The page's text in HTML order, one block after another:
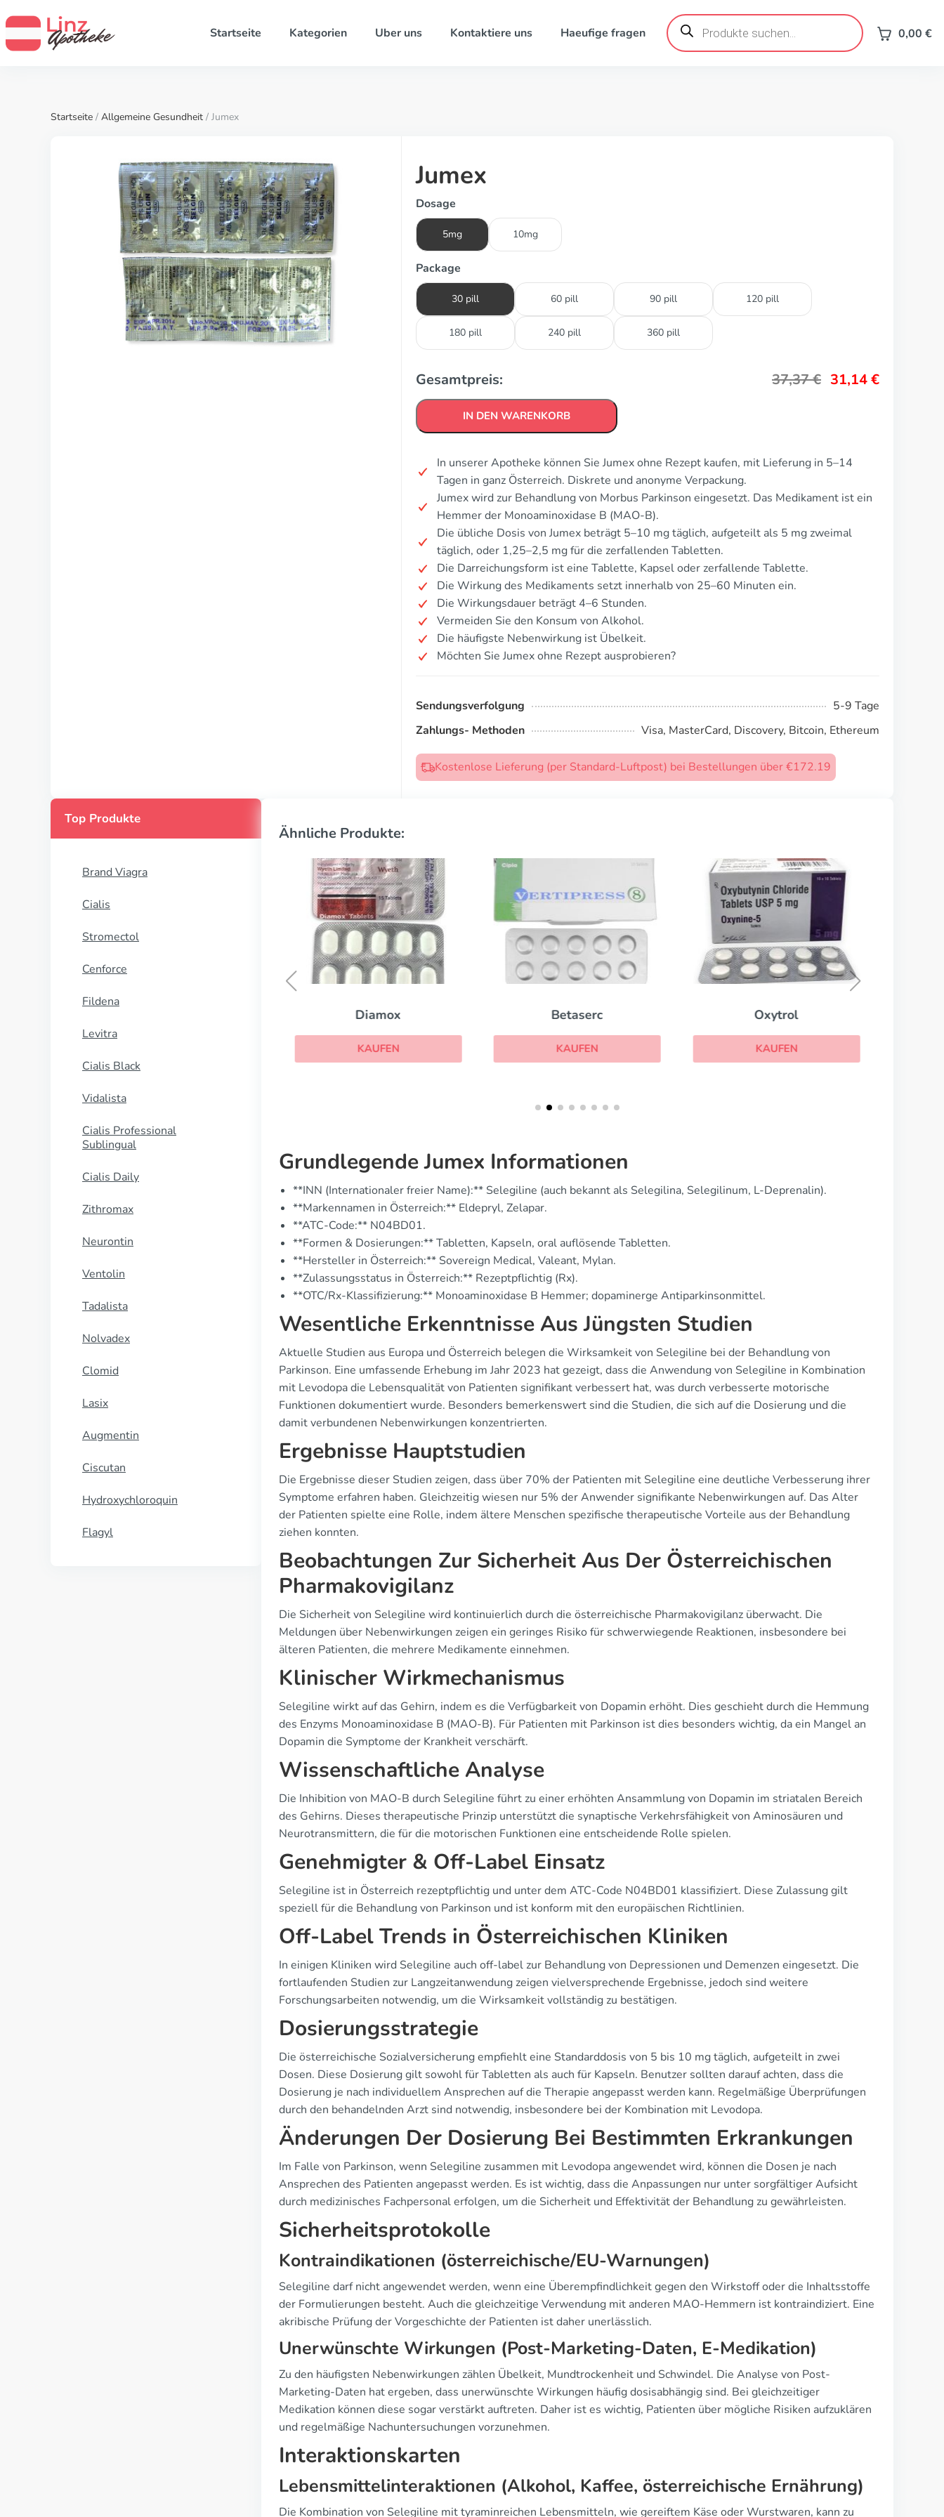
Startseite Kategorien Uber uns Kontaktiere uns Haeufige fragen
Products
search 0,00 €
Startseite / Allgemeine Gesundheit / Jumex
Jumex
Dosage
5mg 10mg
Package
30 pill 60 pill 90 pill 120 pill
180 pill 240 pill 360 pill
Gesamtpreis: 37,37€ 31,14€
IN DEN WARENKORB
In unserer Apotheke können Sie Jumex ohne Rezept kaufen, mit Lieferung in 5–14
Tagen in ganz Österreich. Diskrete und anonyme Verpackung.
Jumex wird zur Behandlung von Morbus Parkinson eingesetzt. Das Medikament ist ein
Hemmer der Monoaminoxidase B (MAO-B).
Die übliche Dosis von Jumex beträgt 5–10 mg täglich, aufgeteilt als 5 mg zweimal
täglich, oder 1,25–2,5 mg für die zerfallenden Tabletten.
Die Darreichungsform ist eine Tablette, Kapsel oder zerfallende Tablette.
Die Wirkung des Medikaments setzt innerhalb von 25–60 Minuten ein.
Die Wirkungsdauer beträgt 4–6 Stunden.
Vermeiden Sie den Konsum von Alkohol.
Die häufigste Nebenwirkung ist Übelkeit.
Möchten Sie Jumex ohne Rezept ausprobieren?
Sendungsverfolgung
5-9 Tage
Zahlungs- Methoden
Visa, MasterCard, Discovery, Bitcoin, Ethereum
Kostenlose Lieferung (per Standard-Luftpost) bei Bestellungen über €172.19
Top Produkte
Brand Viagra
Cialis
Stromectol
Cenforce
Fildena
Levitra
Cialis Black
Vidalista
Cialis Professional
Sublingual
Cialis Daily
Zithromax
Neurontin
Ventolin
Tadalista
Nolvadex
Clomid
Lasix
Augmentin
Ciscutan
Hydroxychloroquin
Flagyl
Ähnliche Produkte:
Diamox
KAUFEN
Betaserc
KAUFEN
Oxytrol
KAUFEN
Grundlegende Jumex Informationen
**INN (Internationaler freier Name):** Selegiline (auch bekannt als Selegilina, Selegilinum, L-Deprenalin).
**Markennamen in Österreich:** Eldepryl, Zelapar.
**ATC-Code:** N04BD01.
**Formen & Dosierungen:** Tabletten, Kapseln, oral auflösende Tabletten.
**Hersteller in Österreich:** Sovereign Medical, Valeant, Mylan.
**Zulassungsstatus in Österreich:** Rezeptpflichtig (Rx).
**OTC/Rx-Klassifizierung:** Monoaminoxidase B Hemmer; dopaminerge Antiparkinsonmittel.
Wesentliche Erkenntnisse Aus Jüngsten Studien
Aktuelle Studien aus Europa und Österreich belegen die Wirksamkeit von Selegiline bei der Behandlung von
Parkinson. Eine umfassende Erhebung im Jahr 2023 hat gezeigt, dass die Anwendung von Selegiline in Kombination
mit Levodopa die Lebensqualität von Patienten signifikant verbessert hat, was durch verbesserte motorische
Funktionen dokumentiert wurde. Besonders bemerkenswert sind die Studien, die sich auf die Dosierung und die
damit verbundenen Nebenwirkungen konzentrierten.
Ergebnisse Hauptstudien
Die Ergebnisse dieser Studien zeigen, dass über 70% der Patienten mit Selegiline eine deutliche Verbesserung ihrer
Symptome erfahren haben. Gleichzeitig wiesen nur 5% der Anwender signifikante Nebenwirkungen auf. Das Alter
der Patienten spielte eine Rolle, indem ältere Menschen spezifische therapeutische Vorteile aus der Behandlung
ziehen konnten.
Beobachtungen Zur Sicherheit Aus Der Österreichischen
Pharmakovigilanz
Die Sicherheit von Selegiline wird kontinuierlich durch die österreichische Pharmakovigilanz überwacht. Die
Meldungen über Nebenwirkungen zeigen ein geringes Risiko für schwerwiegende Reaktionen, insbesondere bei
älteren Patienten, die mehrere Medikamente einnehmen.
Klinischer Wirkmechanismus
Selegiline wirkt auf das Gehirn, indem es die Verfügbarkeit von Dopamin erhöht. Dies geschieht durch die Hemmung
des Enzyms Monoaminoxidase B (MAO-B). Für Patienten mit Parkinson ist dies besonders wichtig, da ein Mangel an
Dopamin die Symptome der Krankheit verschärft.
Wissenschaftliche Analyse
Die Inhibition von MAO-B durch Selegiline führt zu einer erhöhten Ansammlung von Dopamin im striatalen Bereich
des Gehirns. Dieses therapeutische Prinzip unterstützt die synaptische Verkehrsfähigkeit von Aminosäuren und
Neurotransmittern, die für die motorischen Funktionen eine entscheidende Rolle spielen.
Genehmigter & Off-Label Einsatz
Selegiline ist in Österreich rezeptpflichtig und unter dem ATC-Code N04BD01 klassifiziert. Diese Zulassung gilt
speziell für die Behandlung von Parkinson und ist konform mit den europäischen Richtlinien.
Off-Label Trends in Österreichischen Kliniken
In einigen Kliniken wird Selegiline auch off-label zur Behandlung von Depressionen und Demenzen eingesetzt. Die
fortlaufenden Studien zur Langzeitanwendung zeigen vielversprechende Ergebnisse, jedoch sind weitere
Forschungsarbeiten notwendig, um die Wirksamkeit vollständig zu bestätigen.
Dosierungsstrategie
Die österreichische Sozialversicherung empfiehlt eine Standarddosis von 5 bis 10 mg täglich, aufgeteilt in zwei
Dosen. Diese Dosierung gilt sowohl für Tabletten als auch für Kapseln. Benutzer sollten darauf achten, dass die
Dosierung je nach individuellem Ansprechen auf die Therapie angepasst werden kann. Regelmäßige Überprüfungen
durch den behandelnden Arzt sind notwendig, insbesondere bei der Kombination mit Levodopa.
Änderungen Der Dosierung Bei Bestimmten Erkrankungen
Im Falle von Parkinson, wenn Selegiline zusammen mit Levodopa angewendet wird, können die Dosen je nach
Ansprechen des Patienten angepasst werden. Es ist wichtig, dass die Anpassungen nur unter sorgfältiger Aufsicht
durch medizinisches Fachpersonal erfolgen, um die Sicherheit und Effektivität der Behandlung zu gewährleisten.
Sicherheitsprotokolle
Kontraindikationen (österreichische/EU-Warnungen)
Selegiline darf nicht angewendet werden, wenn eine Überempfindlichkeit gegen den Wirkstoff oder die Inhaltsstoffe
der Formulierungen besteht. Auch die gleichzeitige Verwendung mit anderen MAO-Hemmern ist kontraindiziert. Eine
akribische Prüfung der Vorgeschichte der Patienten ist daher unerlässlich.
Unerwünschte Wirkungen (Post-Marketing-Daten, E-Medikation)
Zu den häufigsten Nebenwirkungen zählen Übelkeit, Mundtrockenheit und Schwindel. Die Analyse von Post-
Marketing-Daten hat ergeben, dass unerwünschte Wirkungen häufig dosisabhängig sind. Bei gleichzeitiger
Medikation können diese sogar verstärkt auftreten. Daher ist es wichtig, Patienten über mögliche Risiken aufzuklären
und regelmäßige Nachuntersuchungen vorzunehmen.
Interaktionskarten
Lebensmittelinteraktionen (Alkohol, Kaffee, österreichische Ernährung)
Die Kombination von Selegiline mit tyraminreichen Lebensmitteln, wie gereiftem Käse oder Wurstwaren, kann zu